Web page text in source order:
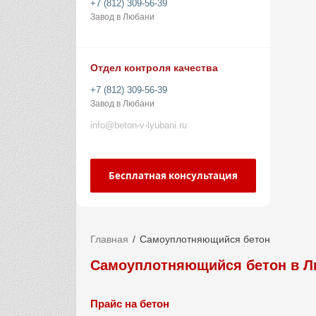
+7 (812) 309-56-39
Завод в Любани
Отдел контроля качества
+7 (812) 309-56-39
Завод в Любани
info@beton-v-lyubani.ru
Бесплатная консультация
Главная Самоуплотняющийся бетон
Самоуплотняющийся бетон в
Прайс на бетон